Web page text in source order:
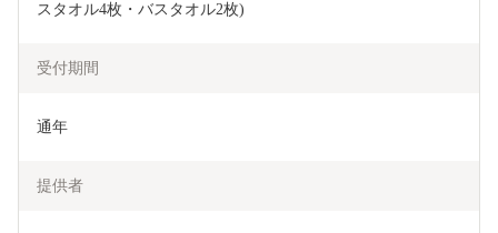
スタオル4枚・バスタオル2枚)
受付期間
通年
提供者